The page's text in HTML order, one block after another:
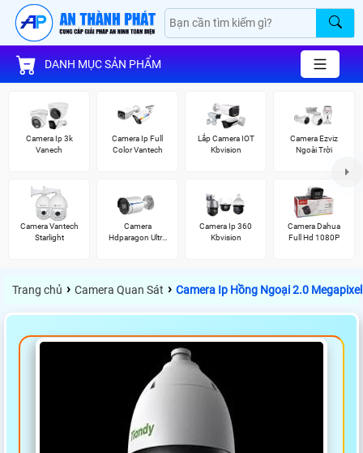
DANH MỤC SẢN PHẨM
Camera Ip 3k
Vanech
Camera Ip Full
Color Vantech
Lắp Camera IOT
Kbvision
Camera Ezviz
Ngoài Trời
Camera Vantech
Starlight
Camera
Hdparagon Ultra
Camera Ip 360
Kbvision
Camera Dahua
Full Hd 1080P
Trang chủ › Camera Quan Sát › Camera Ip Hồng Ngoại 2.0